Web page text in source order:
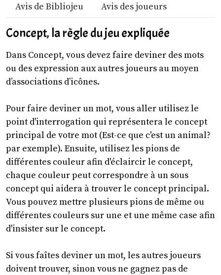
Avis de Bibliojeu Avis des joueurs
Concept, la règle du jeu expliquée
Dans Concept, vous devez faire deviner des mots
ou des expression aux autres joueurs au moyen
d’associations d’icônes.
Pour faire deviner un mot, vous aller utilisez le
point d'interrogation qui représentera le concept
principal de votre mot (Est-ce que c'est un animal?
par exemple). Ensuite, utilisez les pions de
différentes couleur afin d'éclaircir le concept,
chaque couleur peut correspondre à un sous
concept qui aidera à trouver le concept principal.
Vous pouvez mettre plusieurs pions de même ou
différentes couleurs sur une et une même case afin
d'insister sur le concept.
Si vous faîtes deviner un mot, les autres joueurs
doivent trouver, sinon vous ne gagnez pas de